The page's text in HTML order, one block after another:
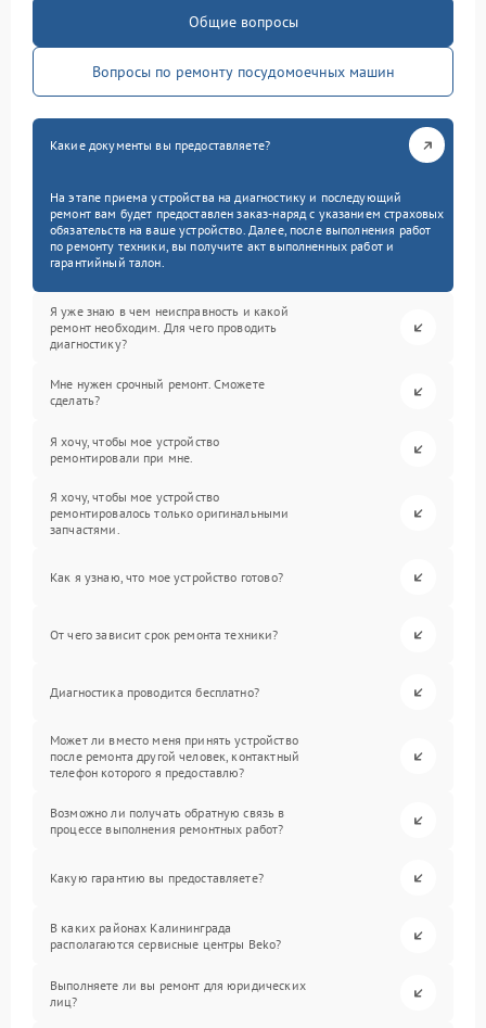
Общие вопросы
Вопросы по ремонту посудомоечных машин
Какие документы вы предоставляете?
На этапе приема устройства на диагностику и последующий
ремонт вам будет предоставлен заказ-наряд с указанием страховых
обязательств на ваше устройство. Далее, после выполнения работ
по ремонту техники, вы получите акт выполненных работ и
гарантийный талон.
Я уже знаю в чем неисправность и какой
ремонт необходим. Для чего проводить
диагностику?
Мне нужен срочный ремонт. Сможете
сделать?
Я хочу, чтобы мое устройство
ремонтировали при мне.
Я хочу, чтобы мое устройство
ремонтировалось только оригинальными
запчастями.
Как я узнаю, что мое устройство готово?
От чего зависит срок ремонта техники?
Диагностика проводится бесплатно?
Может ли вместо меня принять устройство
после ремонта другой человек, контактный
телефон которого я предоставлю?
Возможно ли получать обратную связь в
процессе выполнения ремонтных работ?
Какую гарантию вы предоставляете?
В каких районах Калининграда
располагаются сервисные центры Beko?
Выполняете ли вы ремонт для юридических
лиц?